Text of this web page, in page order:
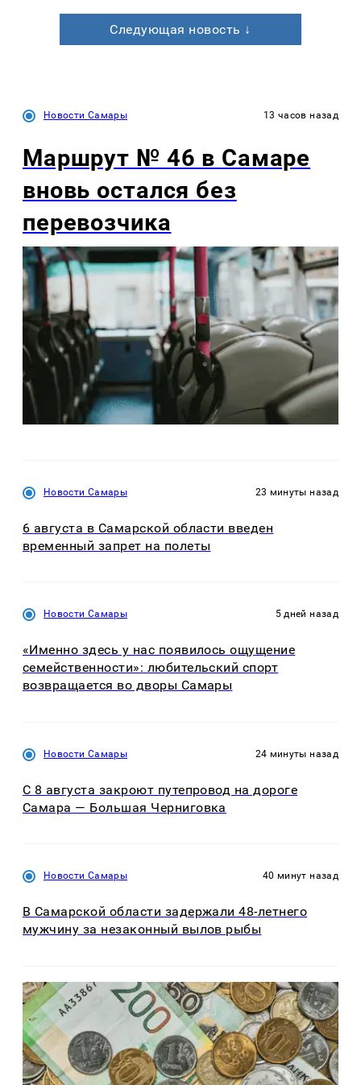
Следующая новость ↓
Новости Самары 13 часов назад
Маршрут № 46 в Самаре
вновь остался без
перевозчика
Новости Самары 23 минуты назад
6 августа в Самарской области введен
временный запрет на полеты
Новости Самары 5 дней назад
«Именно здесь у нас появилось ощущение
семейственности»: любительский спорт
возвращается во дворы Самары
Новости Самары 24 минуты назад
С 8 августа закроют путепровод на дороге
Самара — Большая Черниговка
Новости Самары 40 минут назад
В Самарской области задержали 48-летнего
мужчину за незаконный вылов рыбы